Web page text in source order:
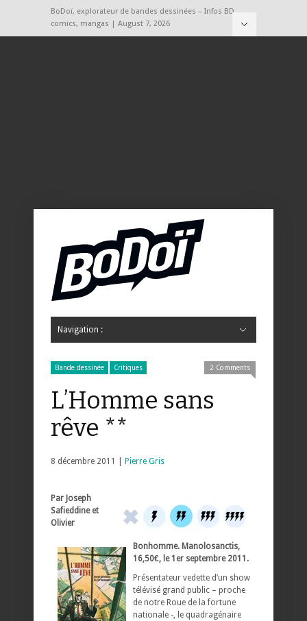
BoDoï, explorateur de bandes dessinées – Infos BD,
comics, mangas | August 7, 2026
Navigation :
Bande dessinée Critiques 2 Comments
L’Homme sans
rêve **
8 décembre 2011 | Pierre Gris
Par Joseph
Safieddine et
Olivier
Bonhomme. Manolosanctis,
16,50€, le 1er septembre 2011.
Présentateur vedette d’un show
télévisé grand public – proche
de notre Roue de la fortune
nationale -, le quadragénaire